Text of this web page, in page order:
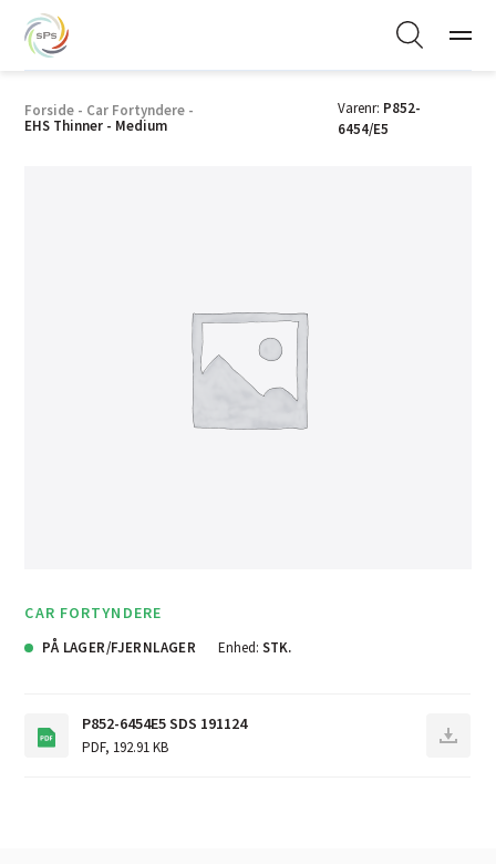
Forside - Car Fortyndere -
EHS Thinner - Medium
Varenr: P852-
6454/E5
CAR FORTYNDERE
PÅ LAGER/FJERNLAGER Enhed: STK.
P852-6454E5 SDS 191124
PDF, 192.91 KB